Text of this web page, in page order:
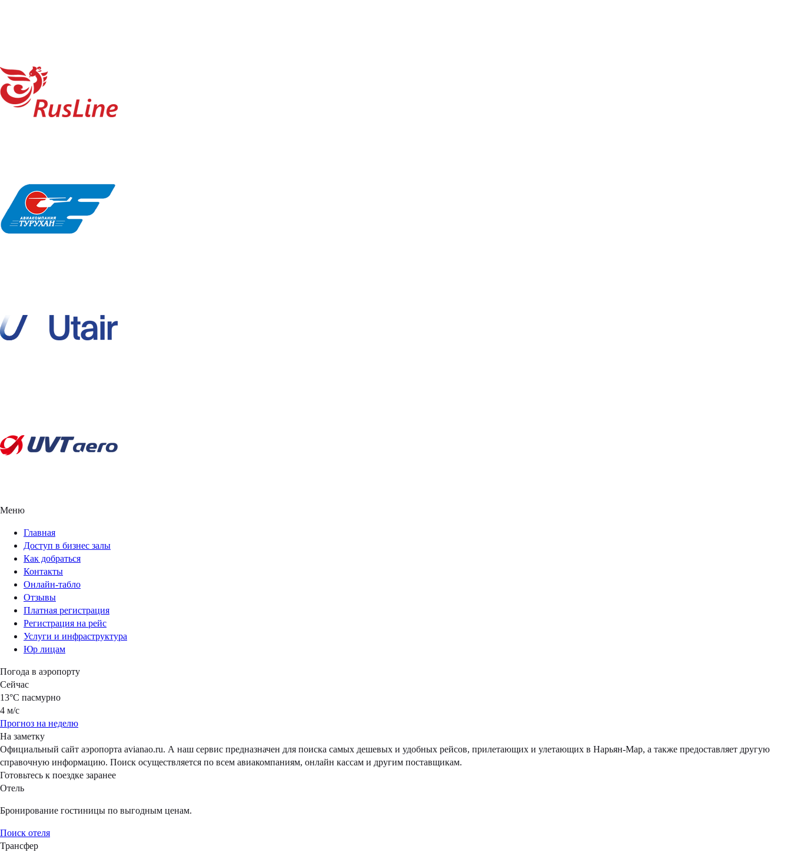
Меню
Главная
Доступ в бизнес залы
Как добраться
Контакты
Онлайн-табло
Отзывы
Платная регистрация
Регистрация на рейс
Услуги и инфраструктура
Юр лицам
Погода в аэропорту
Сейчас
13°C пасмурно
4 м/с
Прогноз на неделю
На заметку
Официальный сайт аэропорта avianao.ru. А наш сервис предназначен для поиска самых дешевых и удобных рейсов, прилетающих и улетающих в Нарьян-Мар, а также предоставляет другую
справочную информацию. Поиск осуществляется по всем авиакомпаниям, онлайн кассам и другим поставщикам.
Готовьтесь к поездке заранее
Отель
Бронирование гостиницы по выгодным ценам.
Поиск отеля
Трансфер